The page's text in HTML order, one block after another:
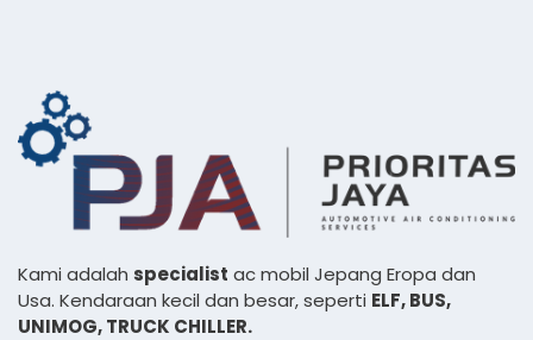
Kami adalah specialist ac mobil Jepang Eropa dan
Usa. Kendaraan kecil dan besar, seperti ELF, BUS,
UNIMOG, TRUCK CHILLER.